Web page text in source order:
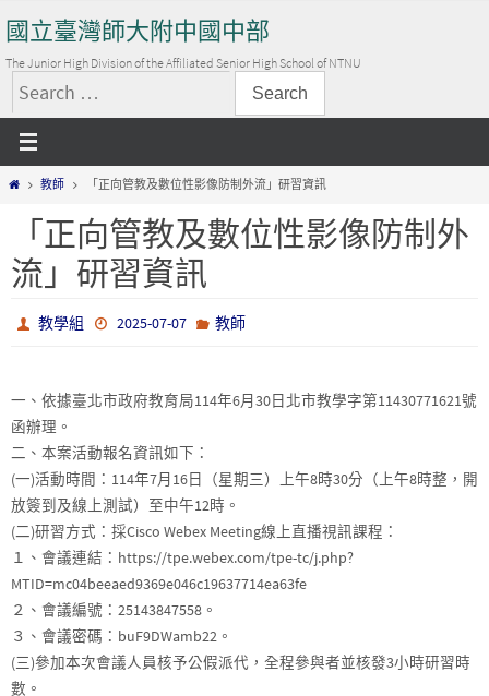
to
content
國立臺灣師大附中國中部
The Junior High Division of the Affiliated Senior High School of NTNU
搜
尋
關
鍵
字:
Home教師 「正向管教及數位性影像防制外流」研習資訊
「正向管教及數位性影像防制外
流」研習資訊
教學組 2025-07-07 教師
一、依據臺北市政府教育局114年6月30日北市教學字第11430771621號
函辦理。
二、本案活動報名資訊如下：
(一)活動時間：114年7月16日（星期三）上午8時30分（上午8時整，開
放簽到及線上測試）至中午12時。
(二)研習方式：採Cisco Webex Meeting線上直播視訊課程：
１、會議連結：https://tpe.webex.com/tpe-tc/j.php?
MTID=mc04beeaed9369e046c19637714ea63fe
２、會議編號：25143847558。
３、會議密碼：buF9DWamb22。
(三)參加本次會議人員核予公假派代，全程參與者並核發3小時研習時
數。